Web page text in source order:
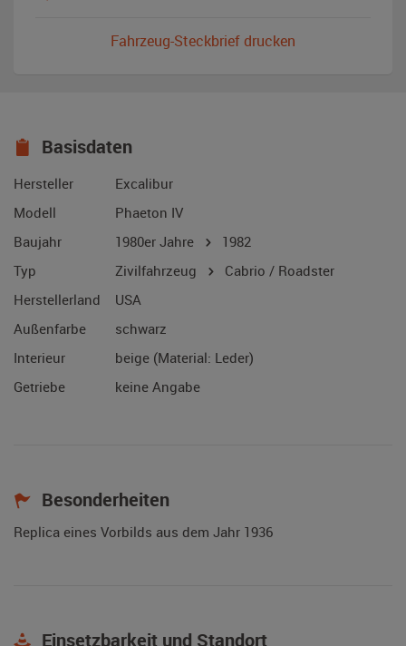
Fahrzeug-Steckbrief drucken
Basisdaten
Hersteller
Excalibur
Modell
Phaeton IV
Baujahr
1980er Jahre
1982
Typ
Zivilfahrzeug
Cabrio / Roadster
Herstellerland
USA
Außenfarbe
schwarz
Interieur
beige (Material: Leder)
Getriebe
keine Angabe
Besonderheiten
Replica eines Vorbilds aus dem Jahr 1936
Einsetzbarkeit und Standort